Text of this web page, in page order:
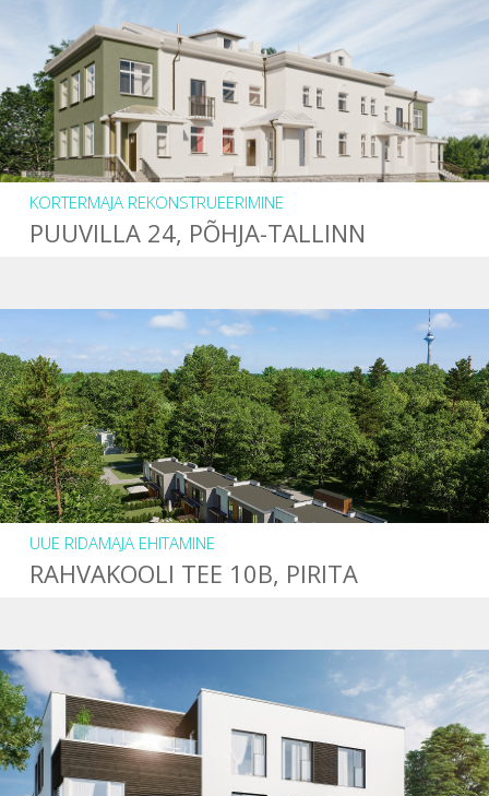
KORTERMAJA REKONSTRUEERIMINE
PUUVILLA 24, PÕHJA-TALLINN
UUE RIDAMAJA EHITAMINE
RAHVAKOOLI TEE 10B, PIRITA